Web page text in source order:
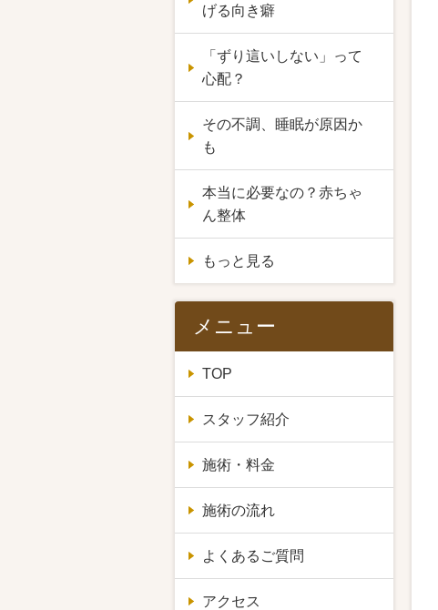
げる向き癖
「ずり這いしない」って
心配？
その不調、睡眠が原因か
も
本当に必要なの？赤ちゃ
ん整体
もっと見る
メニュー
TOP
スタッフ紹介
施術・料金
施術の流れ
よくあるご質問
アクセス